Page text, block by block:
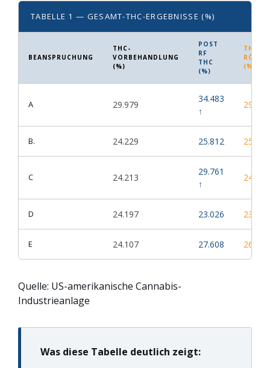
TABELLE 1 — GESAMT-THC-ERGEBNISSE (%)
BEANSPRUCHUNG
THC-
VORBEHANDLUNG
(%)
POST
RF
THC
(%)
THC
(%)
A 29.979
34.483
↑
29.690
B. 24.229 25.812 25.540
C 24.213
29.761
↑
24.230
D 24.197 23.026 23.730
E 24.107 27.608 26.490
Quelle: US-amerikanische Cannabis-
Industrieanlage
Was diese Tabelle deutlich zeigt: